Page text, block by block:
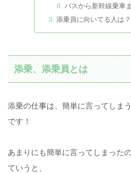
バスから新幹線乗車
添乗員に向いてる人は？
添乗、添乗員とは
添乗の仕事は、簡単に言ってしま
です！
あまりにも簡単に言ってしまった
ていうと、